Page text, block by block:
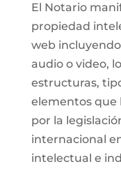
El Notario
propiedad
web
audio o video,
estructuras,
elementos que
por la
internacional
intelectual e